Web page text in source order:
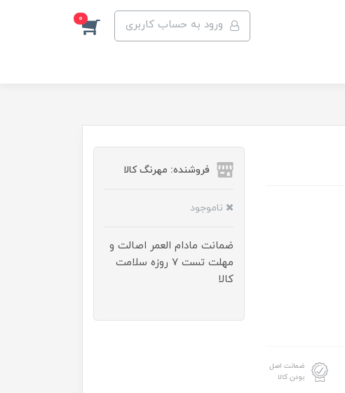
ورود به حساب کاربری 0
ضمانت اصل
بودن کالا
فروشنده: مهرنگ کالا
ناموجود
ضمانت مادام العمر اصالت و
مهلت تست ۷ روزه سلامت
کالا